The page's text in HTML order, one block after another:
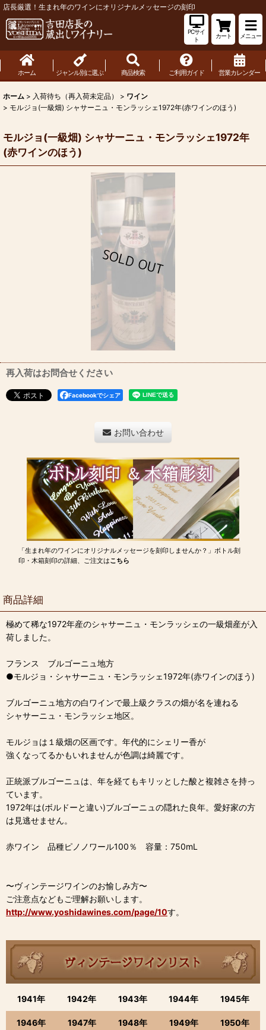
店長厳選！生まれ年のワインにオリジナルメッセージの刻印
PCサイ
ト
カート メニュー
ホーム ジャンル別に選ぶ 商品検索 ご利用ガイド 営業カレンダー
ホーム > 入荷待ち（再入荷未定品） > ワイン
> モルジョ(一級畑) シャサーニュ・モンラッシェ1972年(赤ワインのほう)
モルジョ(一級畑) シャサーニュ・モンラッシェ1972年
(赤ワインのほう)
再入荷はお問合せください
Facebookでシェア
お問い合わせ
「生まれ年のワインにオリジナルメッセージを刻印しませんか？」ボトル刻
印・木箱刻印の詳細、ご注文はこちら
商品詳細
極めて稀な1972年産のシャサーニュ・モンラッシェの一級畑産が入
荷しました。
フランス ブルゴーニュ地方
●モルジョ・シャサーニュ・モンラッシェ1972年(赤ワインのほう)
ブルゴーニュ地方の白ワインで最上級クラスの畑が名を連ねる
シャサーニュ・モンラッシェ地区。
モルジョは１級畑の区画です。年代的にシェリー香が
強くなってるかもいれませんが色調は綺麗です。
正統派ブルゴーニュは、年を経てもキリッとした酸と複雑さを持っ
ています。
1972年は(ボルドーと違い)ブルゴーニュの隠れた良年。愛好家の方
は見逃せません。
赤ワイン 品種ピノノワール100％ 容量：750mL
〜ヴィンテージワインのお愉しみ方〜
ご注意点などもご理解お願いします。
http://www.yoshidawines.com/page/10す。
1941年 1942年 1943年 1944年 1945年
1946年 1947年 1948年 1949年 1950年